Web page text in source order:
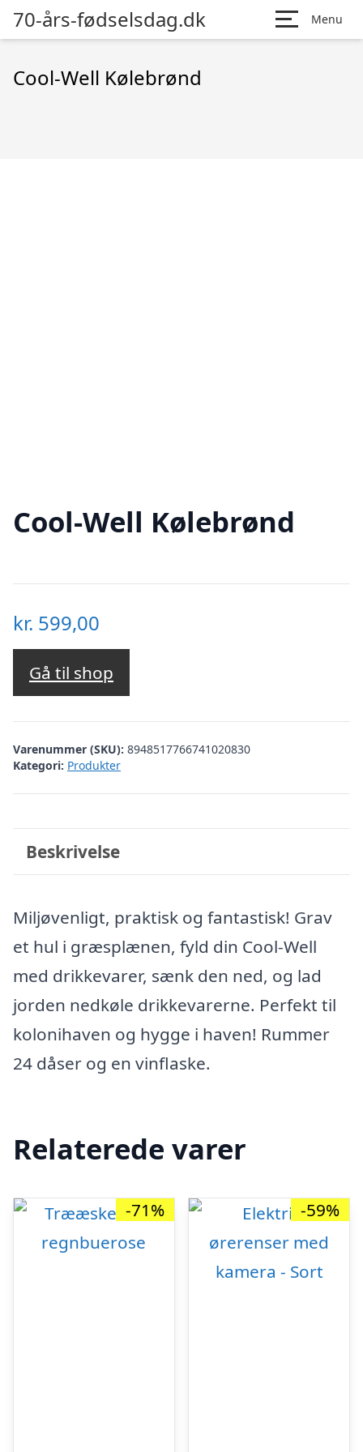
70-års-fødselsdag.dk Menu
Cool-Well Kølebrønd
Cool-Well Kølebrønd
kr. 599,00
Gå til shop
Varenummer (SKU): 8948517766741020830
Kategori: Produkter
Beskrivelse
Miljøvenligt, praktisk og fantastisk! Grav
et hul i græsplænen, fyld din Cool-Well
med drikkevarer, sænk den ned, og lad
jorden nedkøle drikkevarerne. Perfekt til
kolonihaven og hygge i haven! Rummer
24 dåser og en vinflaske.
Relaterede varer
-71% -59%